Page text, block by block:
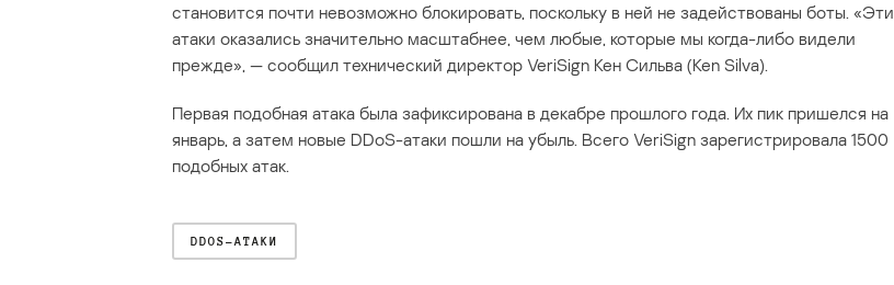
становится почти невозможно блокировать, поскольку в ней не задействованы боты. «Эти
атаки оказались значительно масштабнее, чем любые, которые мы когда-либо видели
прежде», — сообщил технический директор VeriSign Кен Сильва (Ken Silva).
Первая подобная атака была зафиксирована в декабре прошлого года. Их пик пришелся на
январь, а затем новые DDoS-атаки пошли на убыль. Всего VeriSign зарегистрировала 1500
подобных атак.
DDOS-АТАКИ